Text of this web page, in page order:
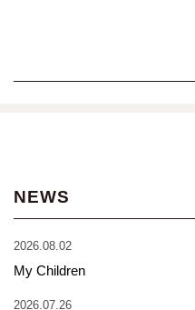
NEWS
2026.08.02
My Children
2026.07.26